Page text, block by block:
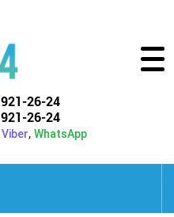
26-24
26-24
Viber, WhatsApp